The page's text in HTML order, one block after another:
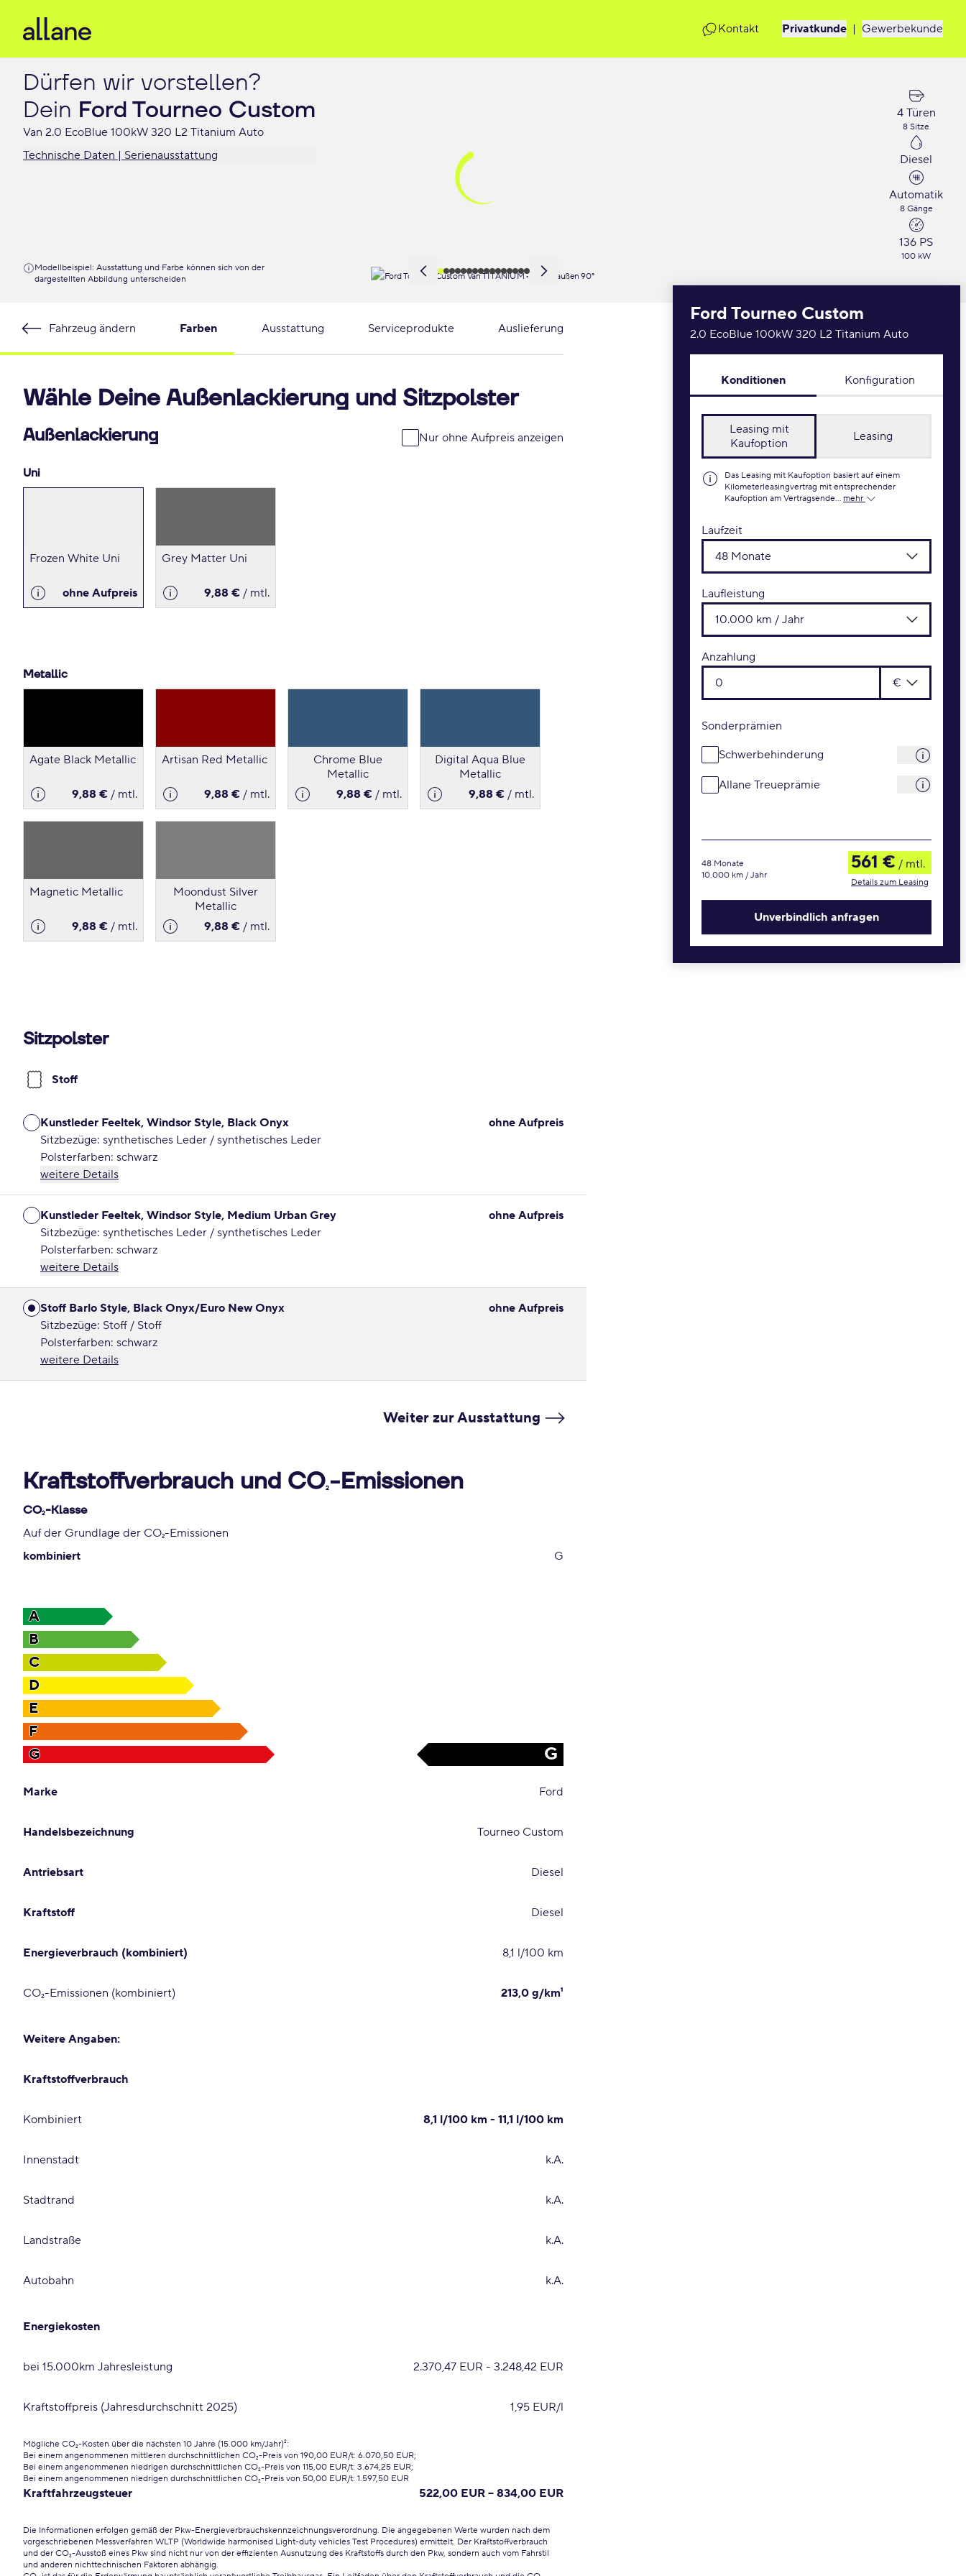
Kontakt Privatkunde | Gewerbekunde
Dürfen wir vorstellen?
Dein Ford Tourneo Custom
Van 2.0 EcoBlue 100kW 320 L2 Titanium Auto
Technische Daten | Serienausstattung
Modellbeispiel: Ausstattung und Farbe können sich von der
dargestellten Abbildung unterscheiden
4 Türen
8 Sitze
Diesel
Automatik
8 Gänge
136 PS
100 kW
Fahrzeug ändern Farben Ausstattung Serviceprodukte Auslieferung
Wähle Deine Außenlackierung und Sitzpolster
Außenlackierung Nur ohne Aufpreis anzeigen
Uni
Frozen White Uni
ohne Aufpreis
Grey Matter Uni
9,88 € / mtl.
Metallic
Agate Black Metallic
9,88 € / mtl.
Artisan Red Metallic
9,88 € / mtl.
Chrome Blue
Metallic
9,88 € / mtl.
Digital Aqua Blue
Metallic
9,88 € / mtl.
Magnetic Metallic
9,88 € / mtl.
Moondust Silver
Metallic
9,88 € / mtl.
Sitzpolster
Stoff
Kunstleder Feeltek, Windsor Style, Black Onyx
Sitzbezüge: synthetisches Leder / synthetisches Leder
Polsterfarben: schwarz
weitere Details
ohne Aufpreis
Kunstleder Feeltek, Windsor Style, Medium Urban Grey
Sitzbezüge: synthetisches Leder / synthetisches Leder
Polsterfarben: schwarz
weitere Details
ohne Aufpreis
Stoff Barlo Style, Black Onyx/Euro New Onyx
Sitzbezüge: Stoff / Stoff
Polsterfarben: schwarz
weitere Details
ohne Aufpreis
Weiter zur Ausstattung
Kraftstoffverbrauch und CO2-Emissionen
CO2-Klasse
Auf der Grundlage der CO2-Emissionen
kombiniert
G
A
B
C
D
E
F
G
G
Marke Ford
Handelsbezeichnung Tourneo Custom
Antriebsart Diesel
Kraftstoff Diesel
Energieverbrauch (kombiniert) 8,1 l/100 km
CO₂-Emissionen (kombiniert) 213,0 g/km¹
Weitere Angaben:
Kraftstoffverbrauch
Kombiniert 8,1 l/100 km - 11,1 l/100 km
Innenstadt k.A.
Stadtrand k.A.
Landstraße k.A.
Autobahn k.A.
Energiekosten
bei 15.000km Jahresleistung 2.370,47 EUR - 3.248,42 EUR
Kraftstoffpreis (Jahresdurchschnitt 2025) 1,95 EUR/l
Mögliche CO₂-Kosten über die nächsten 10 Jahre (15.000 km/Jahr)²:
Bei einem angenommenen mittleren durchschnittlichen CO₂-Preis von 190,00 EUR/t: 6.070,50 EUR;
Bei einem angenommenen niedrigen durchschnittlichen CO₂-Preis von 115,00 EUR/t: 3.674,25 EUR;
Bei einem angenommenen niedrigen durchschnittlichen CO₂-Preis von 50,00 EUR/t: 1.597,50 EUR
Kraftfahrzeugsteuer 522,00 EUR – 834,00 EUR
Die Informationen erfolgen gemäß der Pkw-Energieverbrauchskennzeichnungsverordnung. Die angegebenen Werte wurden nach dem
vorgeschriebenen Messverfahren WLTP (Worldwide harmonised Light-duty vehicles Test Procedures) ermittelt. Der Kraftstoffverbrauch
und der CO₂-Ausstoß eines Pkw sind nicht nur von der effizienten Ausnutzung des Kraftstoffs durch den Pkw, sondern auch vom Fahrstil
und anderen nichttechnischen Faktoren abhängig.
Ford Tourneo Custom
2.0 EcoBlue 100kW 320 L2 Titanium Auto
Konditionen Konfiguration
Leasing mit
Kaufoption
Leasing
Das Leasing mit Kaufoption basiert auf einem
Kilometerleasingvertrag mit entsprechender
Kaufoption am Vertragsende... mehr
Laufzeit
48 Monate
Laufleistung
10.000 km / Jahr
Anzahlung
€
Sonderprämien
Schwerbehinderung
Allane Treueprämie
48 Monate
10.000 km / Jahr
561 € / mtl.
Details zum Leasing
Unverbindlich anfragen